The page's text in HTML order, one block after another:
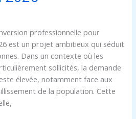
professionnelle pour
est un projet ambitieux qui séduit
Dans un contexte où les
sollicités, la demande
élevée, notamment face aux
de la population. Cette